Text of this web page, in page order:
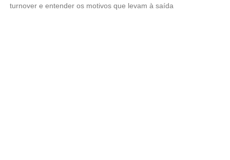
turnover e entender os motivos que levam à saída